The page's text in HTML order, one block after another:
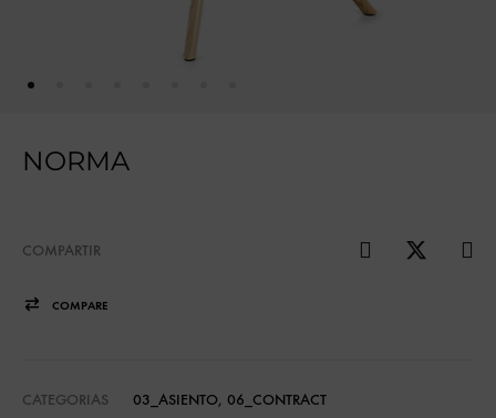
NORMA
COMPARTIR
COMPARE
CATEGORIAS 03_ASIENTO, 06_CONTRACT